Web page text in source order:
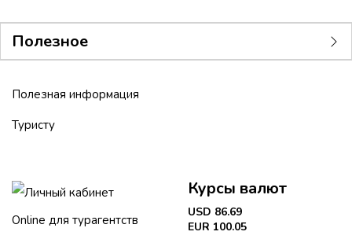
Полезное
Полезная информация
Туристу
Личный кабинет
Online для турагентств
Курсы валют
USD 86.69
EUR 100.05